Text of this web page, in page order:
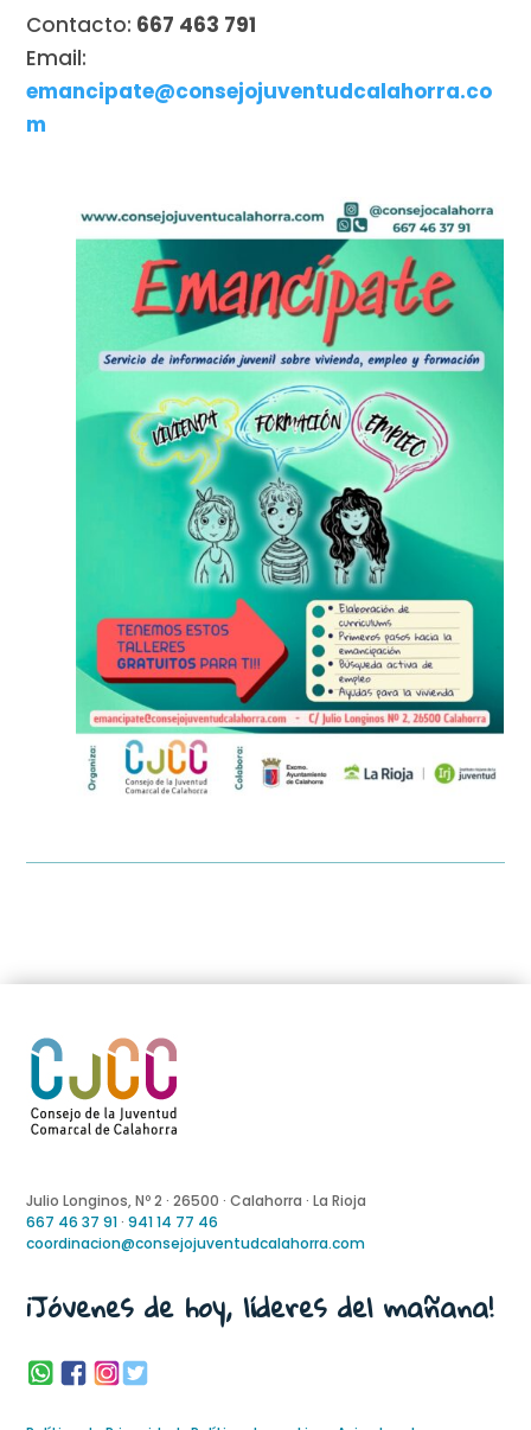
Contacto: 667 463 791
Email:
emancipate@consejojuventudcalahorra.co
m
Julio Longinos, Nº 2 · 26500 · Calahorra · La Rioja
667 46 37 91·941 14 77 46
coordinacion@consejojuventudcalahorra.com
¡Jóvenes de hoy, líderes del mañana!